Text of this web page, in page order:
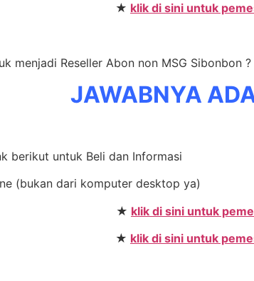
★ klik di sini untuk
menjadi Reseller Abon non MSG Sibonbon ?
JAWABNYA
berikut untuk Beli dan Informasi
(bukan dari komputer desktop ya)
★ klik di sini untuk
★ klik di sini untuk